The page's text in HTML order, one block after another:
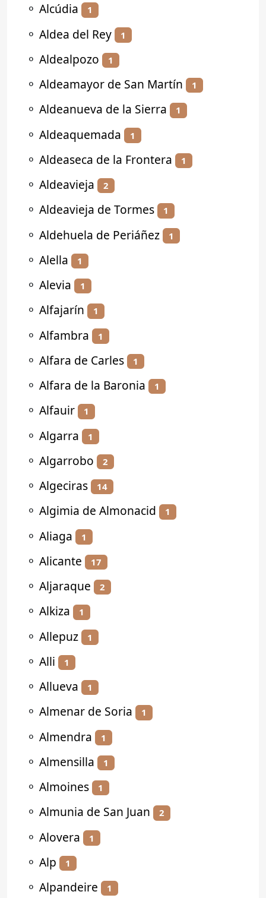
⚬ Alcúdia 1
⚬ Aldea del Rey 1
⚬ Aldealpozo 1
⚬ Aldeamayor de San Martín 1
⚬ Aldeanueva de la Sierra 1
⚬ Aldeaquemada 1
⚬ Aldeaseca de la Frontera 1
⚬ Aldeavieja 2
⚬ Aldeavieja de Tormes 1
⚬ Aldehuela de Periáñez 1
⚬ Alella 1
⚬ Alevia 1
⚬ Alfajarín 1
⚬ Alfambra 1
⚬ Alfara de Carles 1
⚬ Alfara de la Baronia 1
⚬ Alfauir 1
⚬ Algarra 1
⚬ Algarrobo 2
⚬ Algeciras 14
⚬ Algimia de Almonacid 1
⚬ Aliaga 1
⚬ Alicante 17
⚬ Aljaraque 2
⚬ Alkiza 1
⚬ Allepuz 1
⚬ Alli 1
⚬ Allueva 1
⚬ Almenar de Soria 1
⚬ Almendra 1
⚬ Almensilla 1
⚬ Almoines 1
⚬ Almunia de San Juan 2
⚬ Alovera 1
⚬ Alp 1
⚬ Alpandeire 1